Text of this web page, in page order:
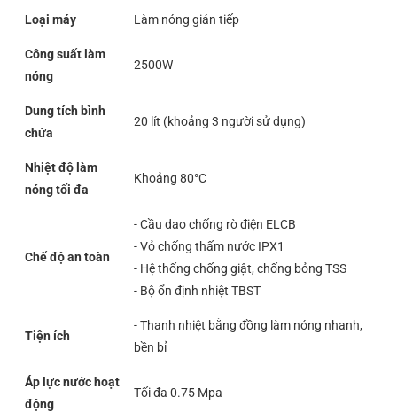
Loại máy Làm nóng gián tiếp
Công suất làm
nóng
2500W
Dung tích bình
chứa
20 lít (khoảng 3 người sử dụng)
Nhiệt độ làm
nóng tối đa
Khoảng 80°C
Chế độ an toàn
- Cầu dao chống rò điện ELCB
- Vỏ chống thấm nước IPX1
- Hệ thống chống giật, chống bỏng TSS
- Bộ ổn định nhiệt TBST
Tiện ích
- Thanh nhiệt bằng đồng làm nóng nhanh,
bền bỉ
Áp lực nước hoạt
động
Tối đa 0.75 Mpa